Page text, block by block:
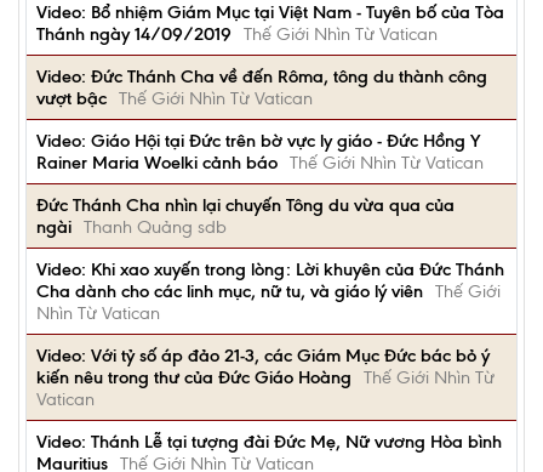
Video: Bổ nhiệm Giám Mục tại Việt Nam - Tuyên bố của Tòa
Thánh ngày 14/09/2019
Thế Giới Nhìn Từ Vatican
Video: Đức Thánh Cha về đến Rôma, tông du thành công
vượt bậc Thế Giới Nhìn Từ Vatican
Video: Giáo Hội tại Đức trên bờ vực ly giáo - Đức Hồng Y
Rainer Maria Woelki cảnh báo Thế Giới Nhìn Từ Vatican
Đức Thánh Cha nhìn lại chuyến Tông du vừa qua của
ngài Thanh Quảng sdb
Video: Khi xao xuyến trong lòng: Lời khuyên của Đức Thánh
Cha dành cho các linh mục, nữ tu, và giáo lý viên Thế Giới
Nhìn Từ Vatican
Video: Với tỷ số áp đảo 21-3, các Giám Mục Đức bác bỏ ý
kiến nêu trong thư của Đức Giáo Hoàng
Thế Giới Nhìn Từ
Vatican
Video: Thánh Lễ tại tượng đài Đức Mẹ, Nữ vương Hòa bình
Mauritius Thế Giới Nhìn Từ Vatican